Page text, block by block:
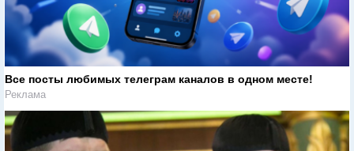
Все посты любимых телеграм каналов в одном месте!
Реклама